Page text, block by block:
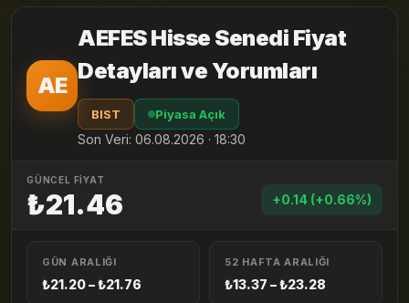
AE
AEFES Hisse Senedi Fiyat
Detayları ve Yorumları
BIST Piyasa Açık
Son Veri: 06.08.2026 · 18:30
GÜNCEL FİYAT
₺21.46 +0.14 (+0.66%)
GÜN ARALIĞI
₺21.20 – ₺21.76
52 HAFTA ARALIĞI
₺13.37 – ₺23.28